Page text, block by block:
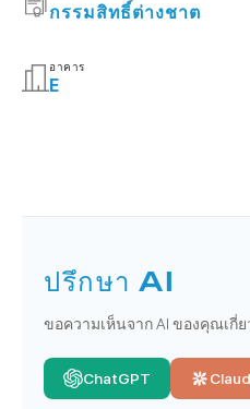
กรรมสิทธิ์ต่างชาต
อาคาร
E
ปรึกษา AI
ขอความเห็นจาก AI ของคุณเกี่
ChatGPT